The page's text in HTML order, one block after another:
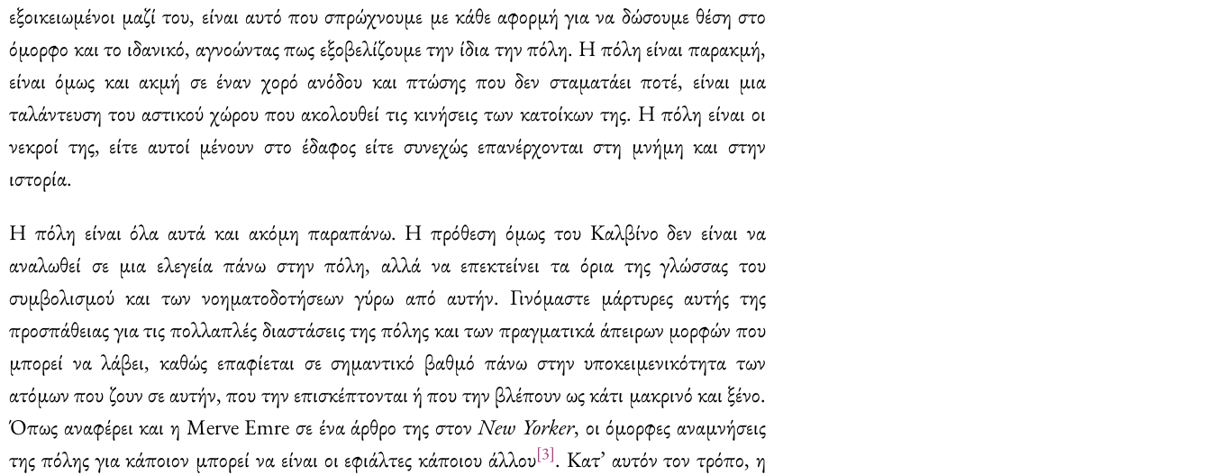
εξοικειωμένοι μαζί του, είναι αυτό που σπρώχνουμε με κάθε αφορμή για να δώσουμε θέση στο
όμορφο και το ιδανικό, αγνοώντας πως εξοβελίζουμε την ίδια την πόλη. Η πόλη είναι παρακμή,
είναι όμως και ακμή σε έναν χορό ανόδου και πτώσης που δεν σταματάει ποτέ, είναι μια
ταλάντευση του αστικού χώρου που ακολουθεί τις κινήσεις των κατοίκων της. Η πόλη είναι οι
νεκροί της, είτε αυτοί μένουν στο έδαφος είτε συνεχώς επανέρχονται στη μνήμη και στην
ιστορία.
Η πόλη είναι όλα αυτά και ακόμη παραπάνω. Η πρόθεση όμως του Καλβίνο δεν είναι να
αναλωθεί σε μια ελεγεία πάνω στην πόλη, αλλά να επεκτείνει τα όρια της γλώσσας του
συμβολισμού και των νοηματοδοτήσεων γύρω από αυτήν. Γινόμαστε μάρτυρες αυτής της
προσπάθειας για τις πολλαπλές διαστάσεις της πόλης και των πραγματικά άπειρων μορφών που
μπορεί να λάβει, καθώς επαφίεται σε σημαντικό βαθμό πάνω στην υποκειμενικότητα των
ατόμων που ζουν σε αυτήν, που την επισκέπτονται ή που την βλέπουν ως κάτι μακρινό και ξένο.
Όπως αναφέρει και η Merve Emre σε ένα άρθρο της στονNew Yorker, οι όμορφες αναμνήσεις
της πόλης για κάποιον μπορεί να είναι οι εφιάλτες κάποιου άλλου[3]. Κατ’ αυτόν τον τρόπο, η